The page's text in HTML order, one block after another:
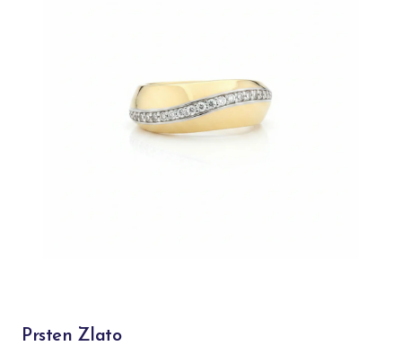
Prsten Zlato